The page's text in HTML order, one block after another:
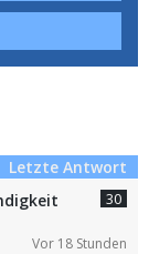
Letzte Antwort
30
Vor 18 Stunden